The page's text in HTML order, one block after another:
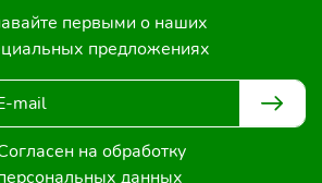
первыми о наших
предложениях
на обработку
данных